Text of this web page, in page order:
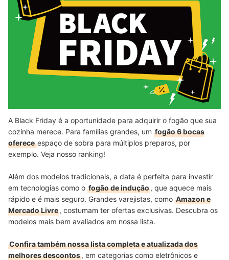
A Black Friday é a oportunidade para adquirir o fogão que sua
cozinha merece. Para famílias grandes, um fogão 6 bocas
ofereceespaço de sobra para múltiplos preparos, por
exemplo. Veja nosso ranking!
Além dos modelos tradicionais, a data é perfeita para investir
em tecnologias como o fogão de indução, que aquece mais
rápido e é mais seguro. Grandes varejistas, como Amazon e
Mercado Livre, costumam ter ofertas exclusivas. Descubra os
modelos mais bem avaliados em nossa lista.
Confira também nossa lista completa e atualizada dos
melhores descontos, em categorias como eletrônicos e